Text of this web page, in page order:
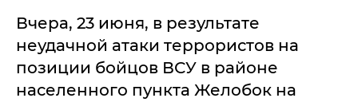
Вчера, 23 июня, в результате
неудачной атаки террористов на
позиции бойцов ВСУ в районе
населенного пункта Желобок на